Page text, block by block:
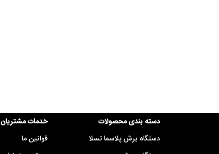
دسته بندی محصولات
دستگاه برش پلاسما تسلا
خدمات مشتریان
قوانین ما